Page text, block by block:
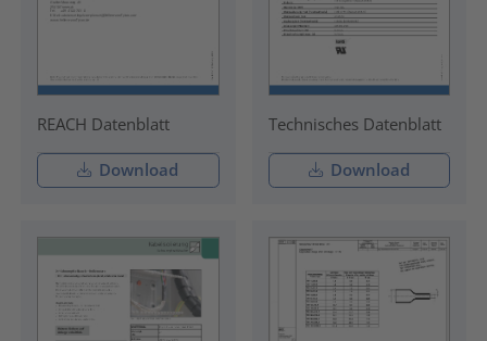
REACH Datenblatt
Download
Technisches Datenblatt
Download